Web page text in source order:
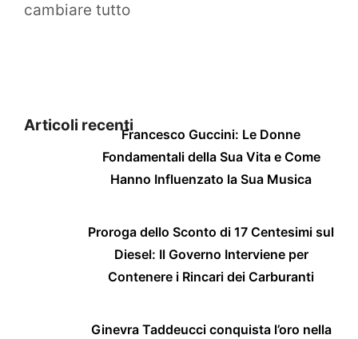
cambiare tutto
Articoli recentiFrancesco Guccini: Le Donne
Fondamentali della Sua Vita e Come
Hanno Influenzato la Sua Musica
Proroga dello Sconto di 17 Centesimi sul
Diesel: Il Governo Interviene per
Contenere i Rincari dei Carburanti
Ginevra Taddeucci conquista l’oro nella